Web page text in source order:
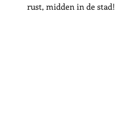
rust, midden in de stad!